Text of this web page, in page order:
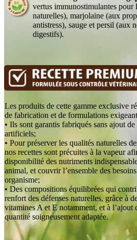
vertus immunostimulantes pour
naturelles), marjolaine (aux
antistress), sauge et persil (aux
digestifs).
Les produits de cette gamme exclusive
de fabrication et de formulations
• Ils sont garantis fabriqués sans ajout
artificiels;
• Pour préserver les qualités naturelles
nos recettes sont précuites à la vapeur
disponibilité des nutriments
animal, et couvrir l’ensemble des
organisme;
• Des compositions équilibrées qui
renfort des défenses naturelles, grâce à
vitamines A et E notamment, et à l’ajout
quantité soigneusement adaptée.